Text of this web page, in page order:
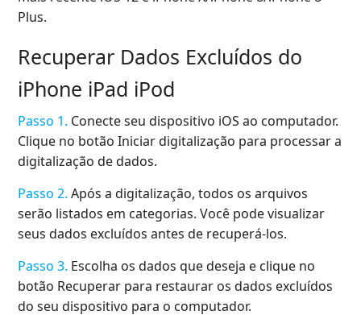
Plus.
Recuperar Dados Excluídos do
iPhone iPad iPod
Passo 1. Conecte seu dispositivo iOS ao computador.
Clique no botão Iniciar digitalização para processar a
digitalização de dados.
Passo 2. Após a digitalização, todos os arquivos
serão listados em categorias. Você pode visualizar
seus dados excluídos antes de recuperá-los.
Passo 3. Escolha os dados que deseja e clique no
botão Recuperar para restaurar os dados excluídos
do seu dispositivo para o computador.